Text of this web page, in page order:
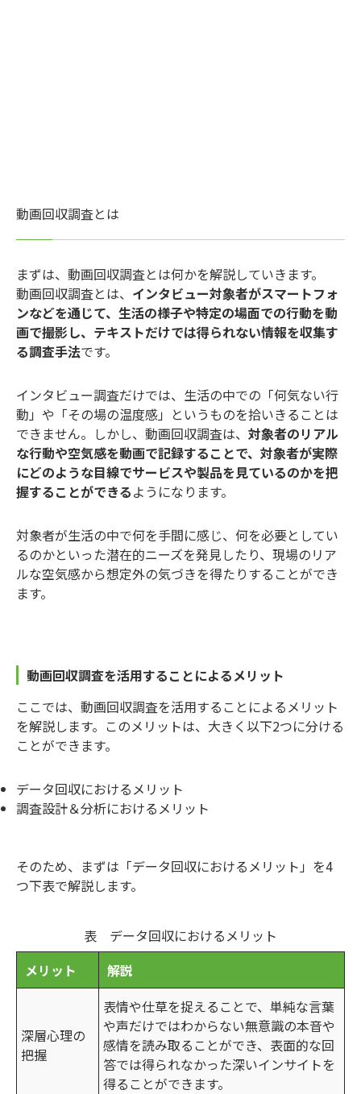
動画回収調査とは
まずは、動画回収調査とは何かを解説していきます。
動画回収調査とは、 インタビュー対象者がスマートフォ
ンなどを通じて、生活の様子や特定の場面での行動を動
画で撮影し、テキストだけでは得られない情報を収集す
る調査手法です。
インタビュー調査だけでは、生活の中での「何気ない行
動」や「その場の温度感」というものを拾いきることは
できません。しかし、動画回収調査は、 対象者のリアル
な行動や空気感を動画で記録することで、対象者が実際
にどのような目線でサービスや製品を見ているのかを把
握することができるようになります。
対象者が生活の中で何を手間に感じ、何を必要としてい
るのかといった潜在的ニーズを発見したり、現場のリア
ルな空気感から想定外の気づきを得たりすることができ
ます。
動画回収調査を活用することによるメリット
ここでは、動画回収調査を活用することによるメリット
を解説します。このメリットは、大きく以下2つに分ける
ことができます。
データ回収におけるメリット
調査設計＆分析におけるメリット
そのため、まずは「データ回収におけるメリット」を4
つ下表で解説します。
表 データ回収におけるメリット
メリット
解説
深層心理の
把握
表情や仕草を捉えることで、単純な言葉
や声だけではわからない無意識の本音や
感情を読み取ることができ、表面的な回
答では得られなかった深いインサイトを
得ることができます。